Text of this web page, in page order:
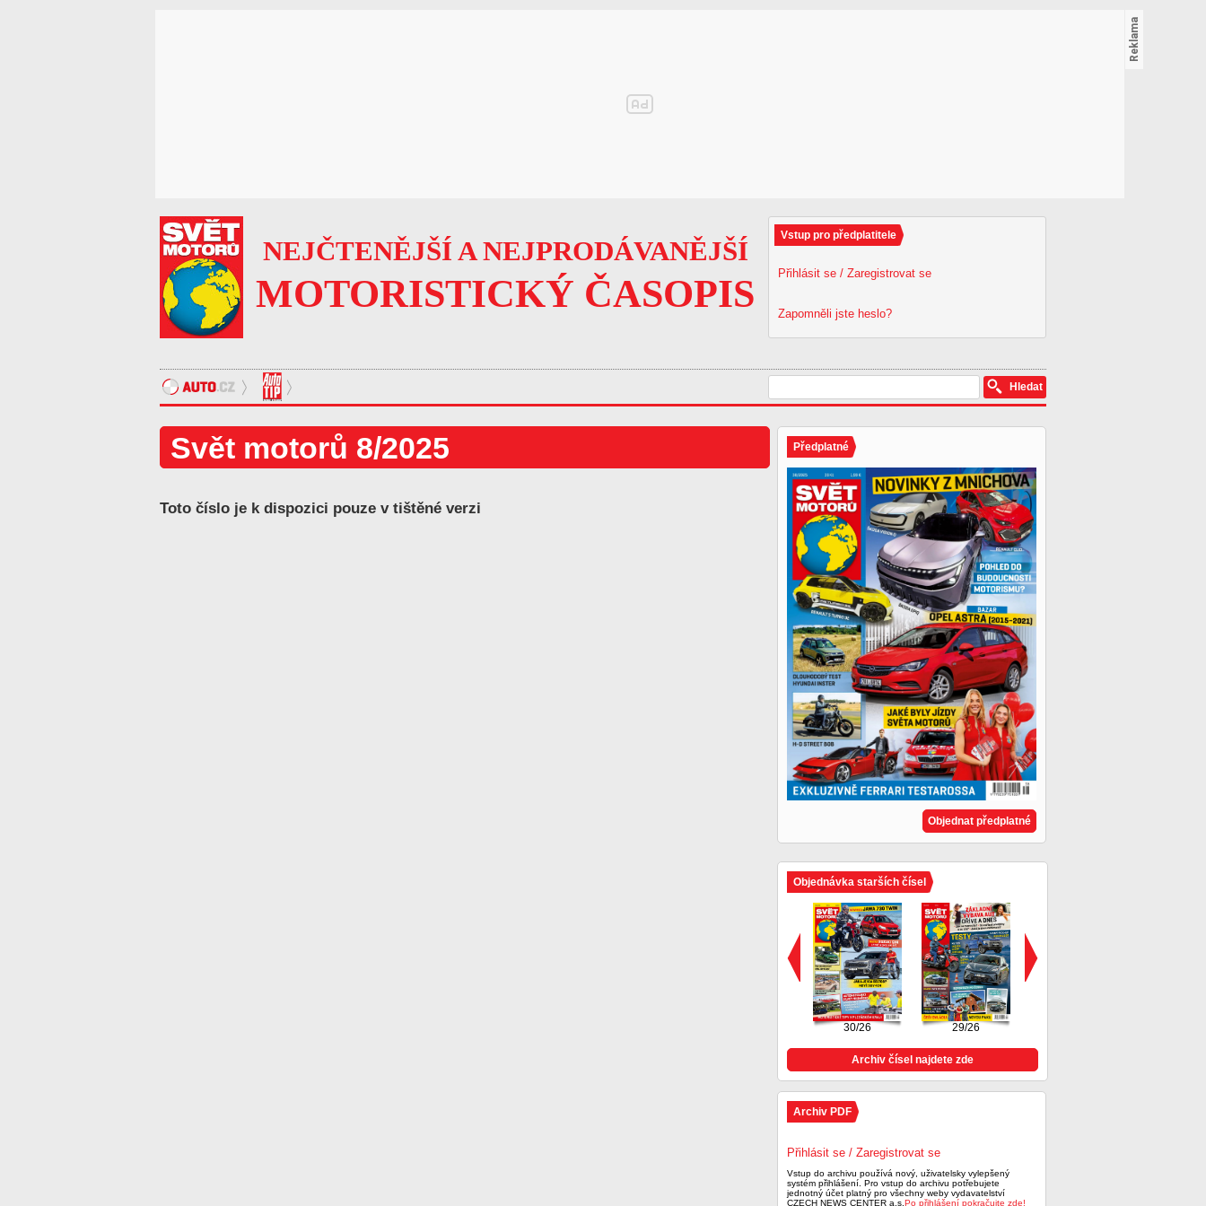
Vstup pro předplatitele
Přihlásit se / Zaregistrovat se
Zapomněli jste heslo?
NEJČTENĚJŠÍ A NEJPRODÁVANĚJŠÍ
MOTORISTICKÝ ČASOPIS
Svět motorů 8/2025
Toto číslo je k dispozici pouze v tištěné verzi
Předplatné
Objednat předplatné
Objednávka starších čísel
30/26 29/26
Archiv čísel najdete zde
Archiv PDF
Přihlásit se / Zaregistrovat se
Vstup do archivu používá nový, uživatelsky vylepšený
systém přihlášení. Pro vstup do archivu potřebujete
jednotný účet platný pro všechny weby vydavatelství
CZECH NEWS CENTER a.s. Po přihlášení pokračujte zde!